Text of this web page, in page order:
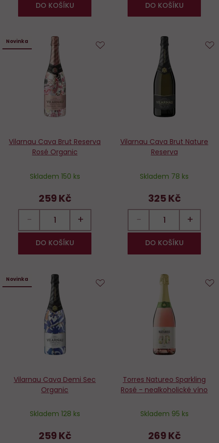
DO KOŠÍKU DO KOŠÍKU
Novinka
Vilarnau Cava Brut Reserva
Rosé Organic
Skladem 150 ks
259 Kč
− +
DO KOŠÍKU
Vilarnau Cava Brut Nature
Reserva
Skladem 78 ks
325 Kč
− +
DO KOŠÍKU
Novinka
Vilarnau Cava Demi Sec
Organic
Skladem 128 ks
259 Kč
Torres Natureo Sparkling
Rosé - nealkoholické víno
Skladem 95 ks
269 Kč